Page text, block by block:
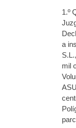
1.º
a
mil